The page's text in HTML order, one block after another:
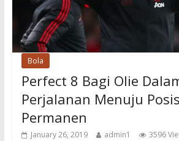
Bola
Perfect 8 Bagi Olie
Perjalanan Menuju
Permanen
January 26, 2019 admin1 3596